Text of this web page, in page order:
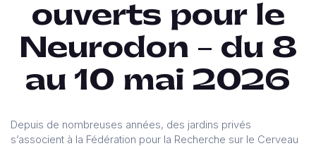
ouverts pour le
Neurodon – du 8
au 10 mai 2026
Depuis de nombreuses années, des jardins privés
s’associent à la Fédération pour la Recherche sur le Cerveau